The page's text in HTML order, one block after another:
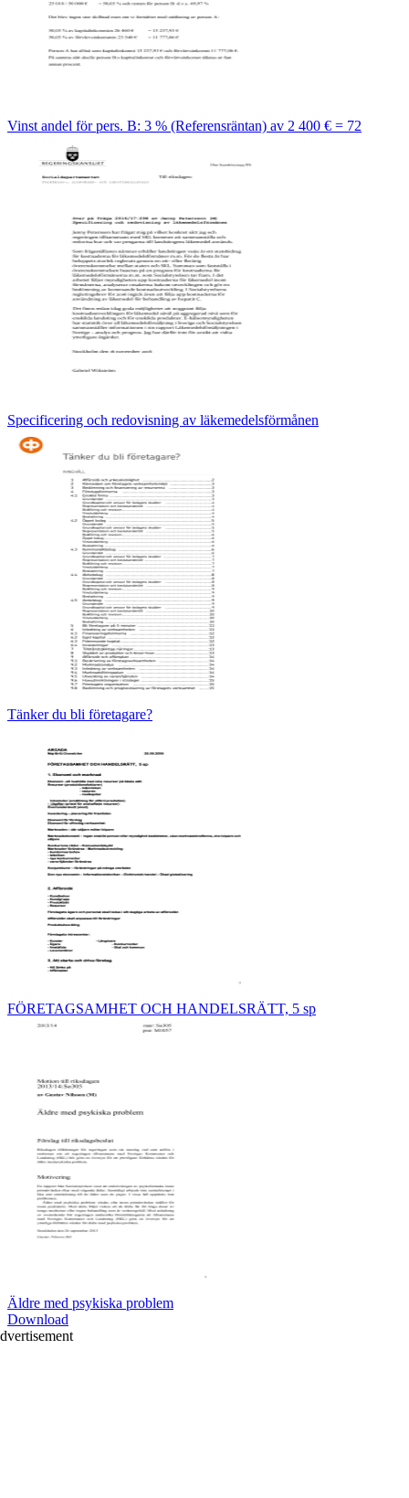
Vinst andel för pers. B: 3 % (Referensräntan) av 2 400 € = 72
Specificering och redovisning av läkemedelsförmånen
Tänker du bli företagare?
FÖRETAGSAMHET OCH HANDELSRÄTT, 5 sp
Äldre med psykiska problem
Download